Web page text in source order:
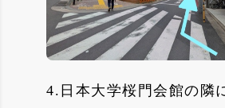
4.日本大学桜門会館の隣